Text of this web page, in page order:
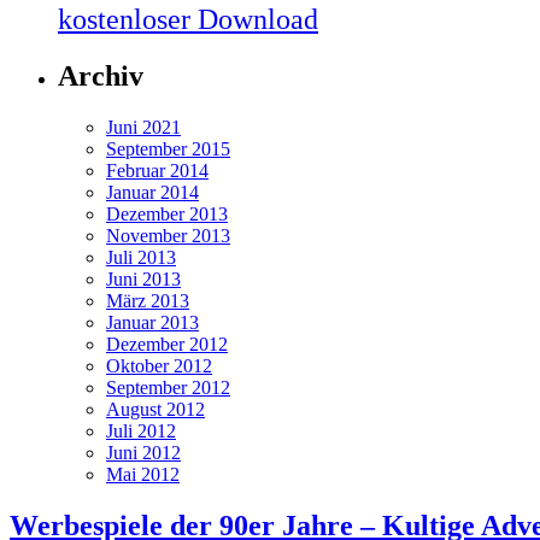
kostenloser Download
Archiv
Juni 2021
September 2015
Februar 2014
Januar 2014
Dezember 2013
November 2013
Juli 2013
Juni 2013
März 2013
Januar 2013
Dezember 2012
Oktober 2012
September 2012
August 2012
Juli 2012
Juni 2012
Mai 2012
Werbespiele der 90er Jahre – Kultige